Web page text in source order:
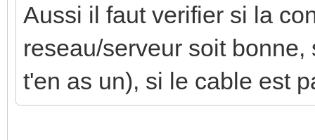
Aussi il faut verifier si la
reseau/serveur soit
t'en as un), si le cable est